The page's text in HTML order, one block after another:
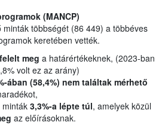
(MANCP)
minták többségét (86 449) a többéves
keretében vették.
meg a határértékeknek, (2023-ban
volt ez az arány)
ában (58,4%) nem találtak mérhető
3,3%-a lépte túl, amelyek közül
az előírásoknak.